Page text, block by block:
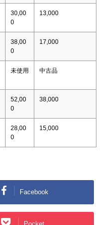
30,00
0
13,000
38,00
0
17,000
未使用 中古品
52,00
0
38,000
28,00
0
15,000
Facebook